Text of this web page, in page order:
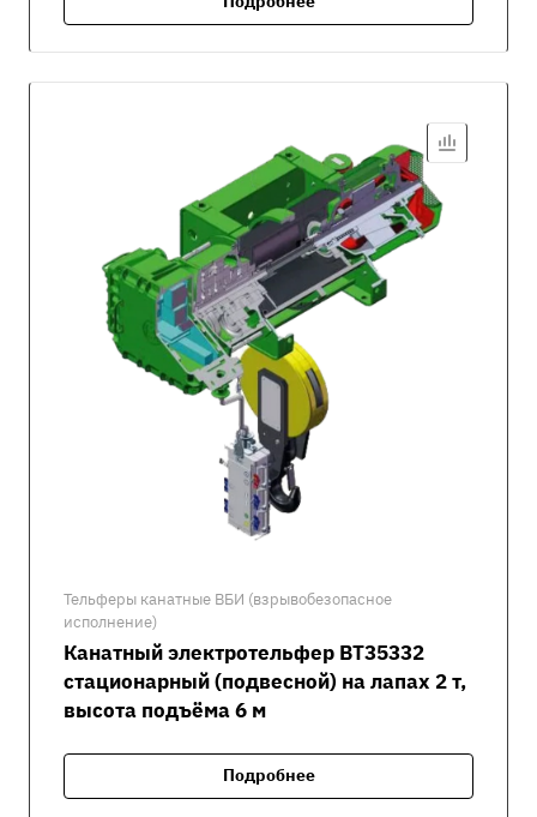
Тельферы канатные ВБИ (взрывобезопасное
исполнение)
Канатный электротельфер ВТ35332
стационарный (подвесной) на лапах 2 т,
высота подъёма 6 м
Подробнее